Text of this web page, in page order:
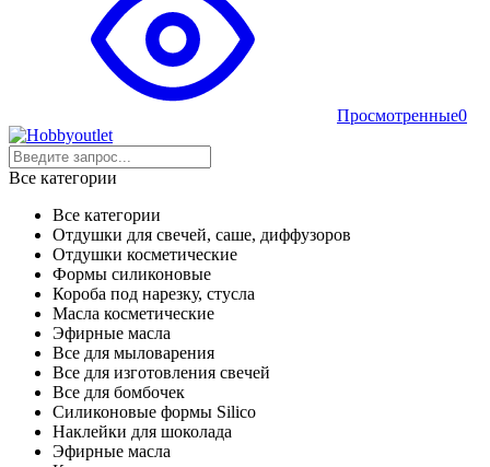
Просмотренные0
Все категории
Все категории
Отдушки для свечей, саше, диффузоров
Отдушки косметические
Формы силиконовые
Короба под нарезку, стусла
Масла косметические
Эфирные масла
Все для мыловарения
Все для изготовления свечей
Все для бомбочек
Силиконовые формы Silico
Наклейки для шоколада
Эфирные масла